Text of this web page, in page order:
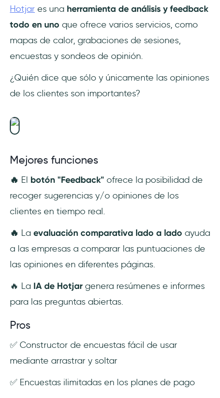
Hotjar es una herramienta de análisis y feedback
todo en uno que ofrece varios servicios, como
mapas de calor, grabaciones de sesiones,
encuestas y sondeos de opinión.
¿Quién dice que sólo y únicamente las opiniones
de los clientes son importantes?
Mejores funciones
🔥 El botón "Feedback" ofrece la posibilidad de
recoger sugerencias y/o opiniones de los
clientes en tiempo real.
🔥 La evaluación comparativa lado a lado ayuda
a las empresas a comparar las puntuaciones de
las opiniones en diferentes páginas.
🔥 La IA de Hotjargenera resúmenes e informes
para las preguntas abiertas.
Pros
✅ Constructor de encuestas fácil de usar
mediante arrastrar y soltar
✅ Encuestas ilimitadas en los planes de pago